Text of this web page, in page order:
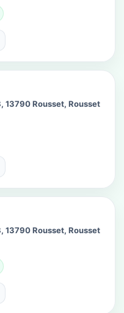
13790 Rousset, Rousset
13790 Rousset, Rousset